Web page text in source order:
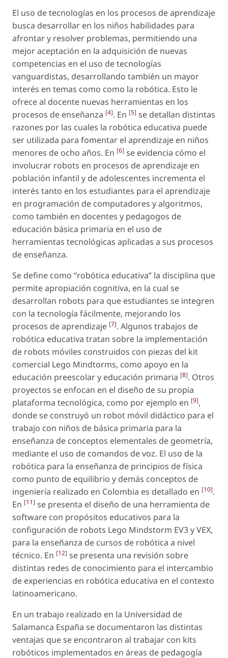
El uso de tecnologías en los procesos de aprendizaje
busca desarrollar en los niños habilidades para
afrontar y resolver problemas, permitiendo una
mejor aceptación en la adquisición de nuevas
competencias en el uso de tecnologías
vanguardistas, desarrollando también un mayor
interés en temas como como la robótica. Esto le
ofrece al docente nuevas herramientas en los
procesos de enseñanza [4]. En [5] se detallan distintas
razones por las cuales la robótica educativa puede
ser utilizada para fomentar el aprendizaje en niños
menores de ocho años. En [6] se evidencia cómo el
involucrar robots en procesos de aprendizaje en
población infantil y de adolescentes incrementa el
interés tanto en los estudiantes para el aprendizaje
en programación de computadores y algoritmos,
como también en docentes y pedagogos de
educación básica primaria en el uso de
herramientas tecnológicas aplicadas a sus procesos
de enseñanza.
Se define como “robótica educativa” la disciplina que
permite apropiación cognitiva, en la cual se
desarrollan robots para que estudiantes se integren
con la tecnología fácilmente, mejorando los
procesos de aprendizaje [7]. Algunos trabajos de
robótica educativa tratan sobre la implementación
de robots móviles construidos con piezas del kit
comercial Lego Mindtorms, como apoyo en la
educación preescolar y educación primaria [8]. Otros
proyectos se enfocan en el diseño de su propia
plataforma tecnológica, como por ejemplo en [9],
donde se construyó un robot móvil didáctico para el
trabajo con niños de básica primaria para la
enseñanza de conceptos elementales de geometría,
mediante el uso de comandos de voz. El uso de la
robótica para la enseñanza de principios de física
como punto de equilibrio y demás conceptos de
ingeniería realizado en Colombia es detallado en [10].
En [11] se presenta el diseño de una herramienta de
software con propósitos educativos para la
configuración de robots Lego Mindstorm EV3 y VEX,
para la enseñanza de cursos de robótica a nivel
técnico. En [12] se presenta una revisión sobre
distintas redes de conocimiento para el intercambio
de experiencias en robótica educativa en el contexto
latinoamericano.
En un trabajo realizado en la Universidad de
Salamanca España se documentaron las distintas
ventajas que se encontraron al trabajar con kits
robóticos implementados en áreas de pedagogía